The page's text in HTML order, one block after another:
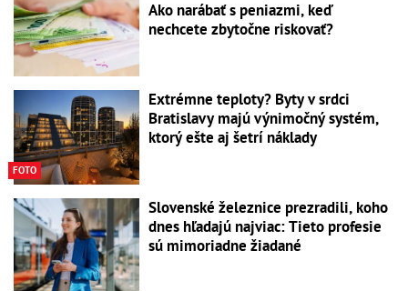
Ako narábať s peniazmi, keď
nechcete zbytočne riskovať?
FOTO
Extrémne teploty? Byty v srdci
Bratislavy majú výnimočný systém,
ktorý ešte aj šetrí náklady
Slovenské železnice prezradili, koho
dnes hľadajú najviac: Tieto profesie
sú mimoriadne žiadané